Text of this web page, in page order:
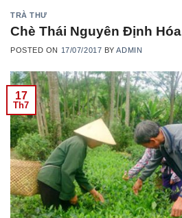
TRÀ THƯ
Chè Thái Nguyên Định Hóa
POSTED ON 17/07/2017 BYADMIN
17
Th7